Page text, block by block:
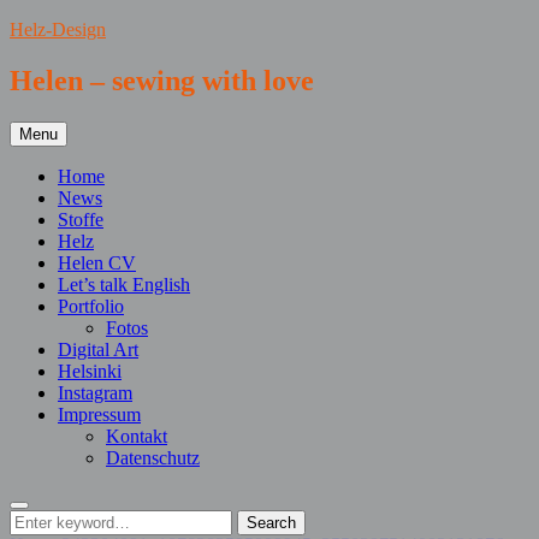
Skip
content
Helz-Design
Helen – sewing with love
Menu
Home
News
Stoffe
Helz
Helen CV
Let’s talk English
Portfolio
Fotos
Digital Art
Helsinki
Instagram
Impressum
Kontakt
Datenschutz
Search
Search
Search